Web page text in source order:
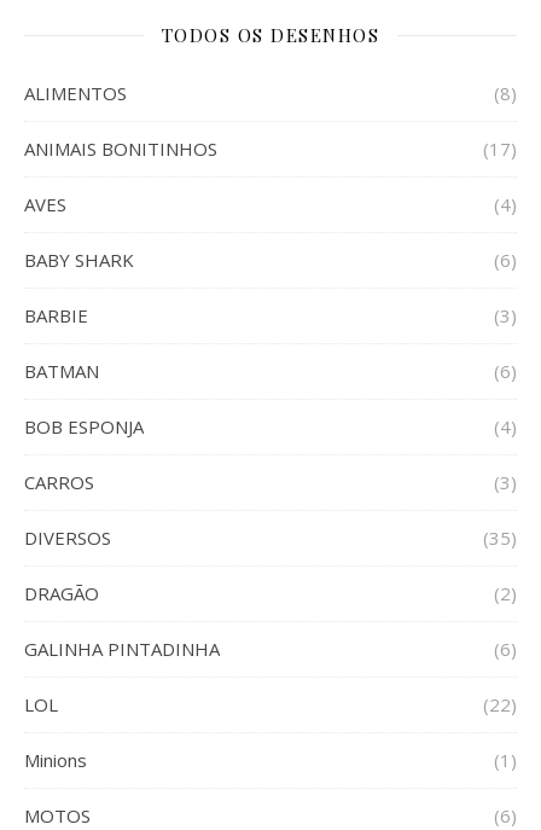
TODOS OS DESENHOS
ALIMENTOS (8)
ANIMAIS BONITINHOS (17)
AVES (4)
BABY SHARK (6)
BARBIE (3)
BATMAN (6)
BOB ESPONJA (4)
CARROS (3)
DIVERSOS (35)
DRAGÃO (2)
GALINHA PINTADINHA (6)
LOL (22)
Minions (1)
MOTOS (6)